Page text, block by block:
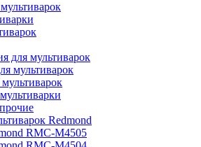
для мультиварок
мультиварок
Redmond
RMC-M4505